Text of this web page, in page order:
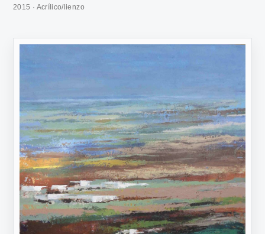
2015 · Acrílico/lienzo